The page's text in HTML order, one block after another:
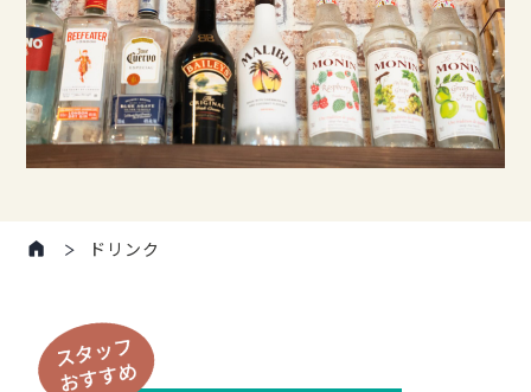
ドリンク